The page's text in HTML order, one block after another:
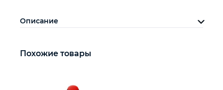
Описание
Похожие товары